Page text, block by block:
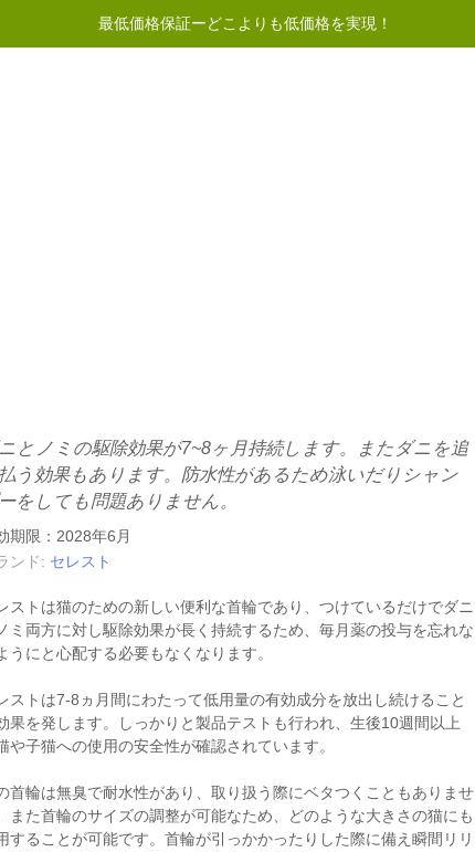
最低価格保証ーどこよりも低価格を実現！
50ドル以上のご注文で送料無料
とノミの駆除効果が7~8ヶ月持続します。またダニを追
う効果もあります。防水性があるため泳いだりシャン
をしても問題ありません。
期限：2028年6月
ンド: セレスト
ストは猫のための新しい便利な首輪であり、つけているだけでダニ
ミ両方に対し駆除効果が長く持続するため、毎月薬の投与を忘れな
うにと心配する必要もなくなります。
ストは7-8ヵ月間にわたって低用量の有効成分を放出し続けること
果を発します。しっかりと製品テストも行われ、生後10週間以上
や子猫への使用の安全性が確認されています。
首輪は無臭で耐水性があり、取り扱う際にベタつくこともありませ
また首輪のサイズの調整が可能なため、どのような大きさの猫にも
することが可能です。首輪が引っかかったりした際に備え瞬間リリ